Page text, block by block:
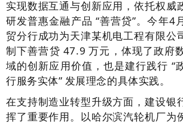
实现数据互通与创新应用，依托权威
研发普惠金融产品 “善营贷”。今年4
贸分行成功为天津某机电工程有限公
制下善营贷 47.9 万元，体现了政府
域的创新应用价值，也是建行践行 “
行服务实体” 发展理念的具体实践。
在支持制造业转型升级方面，建设银
挥了重要作用。以哈尔滨汽轮机厂为